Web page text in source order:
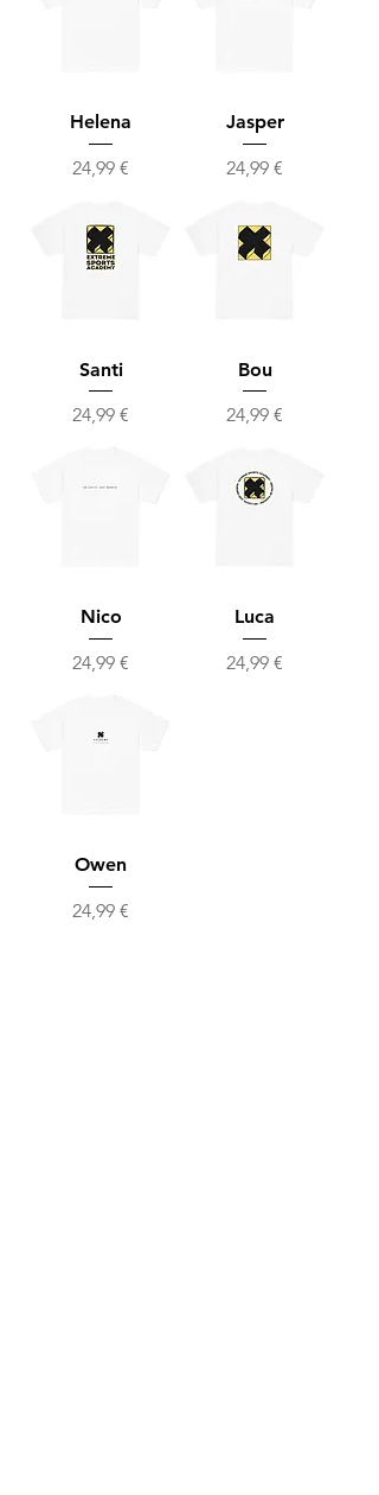
Helena
Precio
24,99 €
Jasper
Precio
24,99 €
Santi
Precio
24,99 €
Bou
Precio
24,99 €
Nico
Precio
24,99 €
Luca
Precio
24,99 €
Owen
Precio
24,99 €